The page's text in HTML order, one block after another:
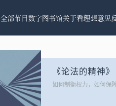
全部节目数字图书馆关于看理想意见
《论法的精神
如何制衡权力，如何保